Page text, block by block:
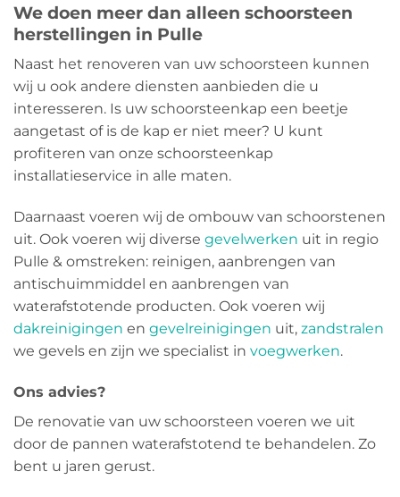
We doen meer dan alleen schoorsteen
herstellingen in Pulle
Naast het renoveren van uw schoorsteen kunnen
wij u ook andere diensten aanbieden die u
interesseren. Is uw schoorsteenkap een beetje
aangetast of is de kap er niet meer? U kunt
profiteren van onze schoorsteenkap
installatieservice in alle maten.
Daarnaast voeren wij de ombouw van schoorstenen
uit. Ook voeren wij diverse gevelwerken uit in regio
Pulle & omstreken: reinigen, aanbrengen van
antischuimmiddel en aanbrengen van
waterafstotende producten. Ook voeren wij
dakreinigingen en gevelreinigingen uit, zandstralen
we gevels en zijn we specialist in voegwerken.
Ons advies?
De renovatie van uw schoorsteen voeren we uit
door de pannen waterafstotend te behandelen. Zo
bent u jaren gerust.